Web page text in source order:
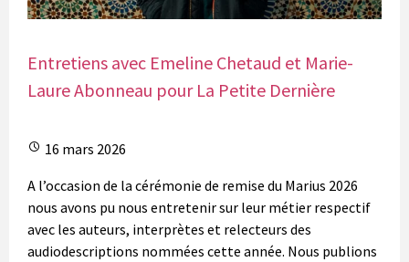
Entretiens avec Emeline Chetaud et Marie-
Laure Abonneau pour La Petite Dernière
16 mars 2026
A l’occasion de la cérémonie de remise du Marius 2026
nous avons pu nous entretenir sur leur métier respectif
avec les auteurs, interprètes et relecteurs des
audiodescriptions nommées cette année. Nous publions